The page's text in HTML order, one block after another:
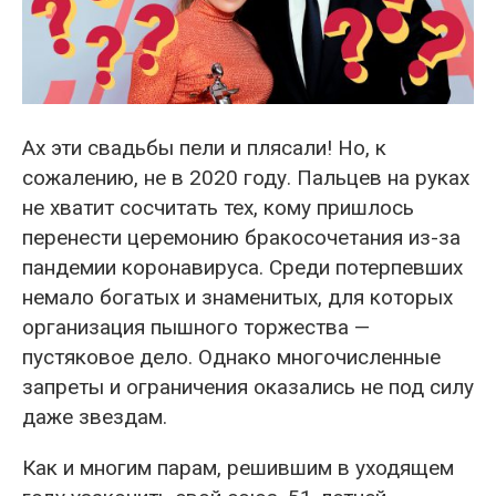
Ах эти свадьбы пели и плясали! Но, к
сожалению, не в 2020 году. Пальцев на руках
не хватит сосчитать тех, кому пришлось
перенести церемонию бракосочетания из-за
пандемии коронавируса. Среди потерпевших
немало богатых и знаменитых, для которых
организация пышного торжества —
пустяковое дело. Однако многочисленные
запреты и ограничения оказались не под силу
даже звездам.
Как и многим парам, решившим в уходящем